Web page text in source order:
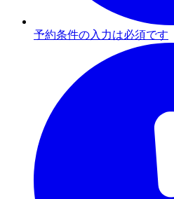
予約条件の入力は必須です